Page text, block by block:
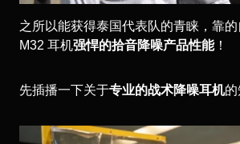
之所以能获得泰国代表队的青睐，靠
M32 耳机强悍的拾音降噪产品性能！
先插播一下关于专业的战术降噪耳机的